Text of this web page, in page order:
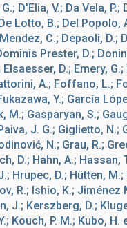
D'Elia, V.; Da Vela, P.;
Lotto, B.; Del Popolo,
C.; Depaoli, D.;
Prester, D.;
Elsaesser, D.; Emery,
A.; Foffano, L.;
Y.; García
M.; Gasparyan, S.;
J. G.; Giglietto, N.;
N.; Grau, R.;
D.; Hahn, A.; Hassan,
Hrupec, D.; Hütten, M.;
R.; Ishio, K.; Jiménez
J.; Kerszberg, D.;
Kouch, P. M.; Kubo, H.